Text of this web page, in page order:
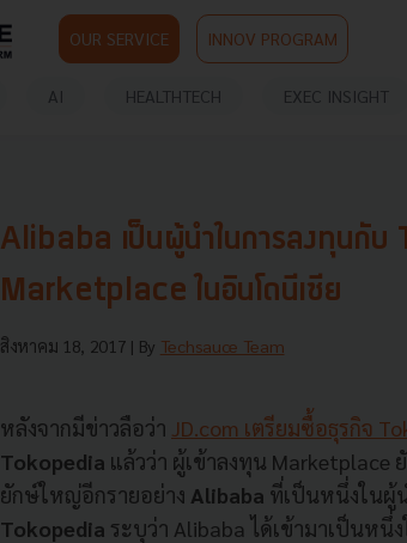
OUR SERVICE INNOV PROGRAM
AI HEALTHTECH EXEC INSIGHT
Alibaba เป็นผู้นำในการลงทุนกั
Marketplace ในอินโดนีเซีย
สิงหาคม 18, 2017 | By Techsauce Team
หลังจากมีข่าวลือว่า JD.com เตรียมซื้อธุรกิจ
Tokopedia แล้วว่า ผู้เข้าลงทุน Marketplace
ยักษ์ใหญ่อีกรายอย่าง Alibaba ที่เป็นหนึ่งในผู้
Tokopedia ระบุว่า Alibaba ได้เข้ามาเป็นห